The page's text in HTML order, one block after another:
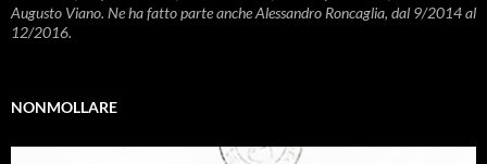
Augusto Viano. Ne ha fatto parte anche Alessandro Roncaglia, dal 9/2014 al
12/2016.
NONMOLLARE